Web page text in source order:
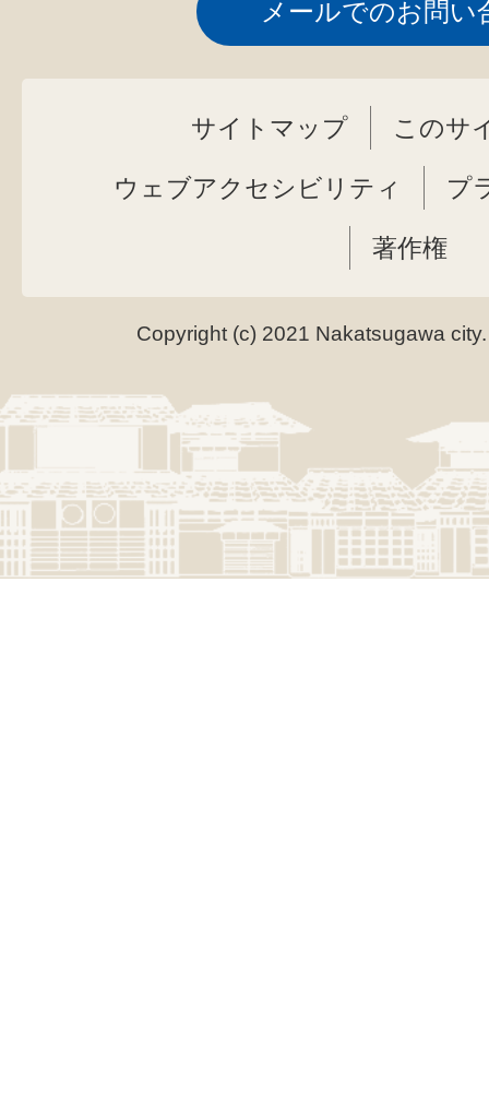
メールでのお問い
サイトマップ このサ
ウェブアクセシビリティ プ
著作権
Copyright (c) 2021 Nakatsugawa